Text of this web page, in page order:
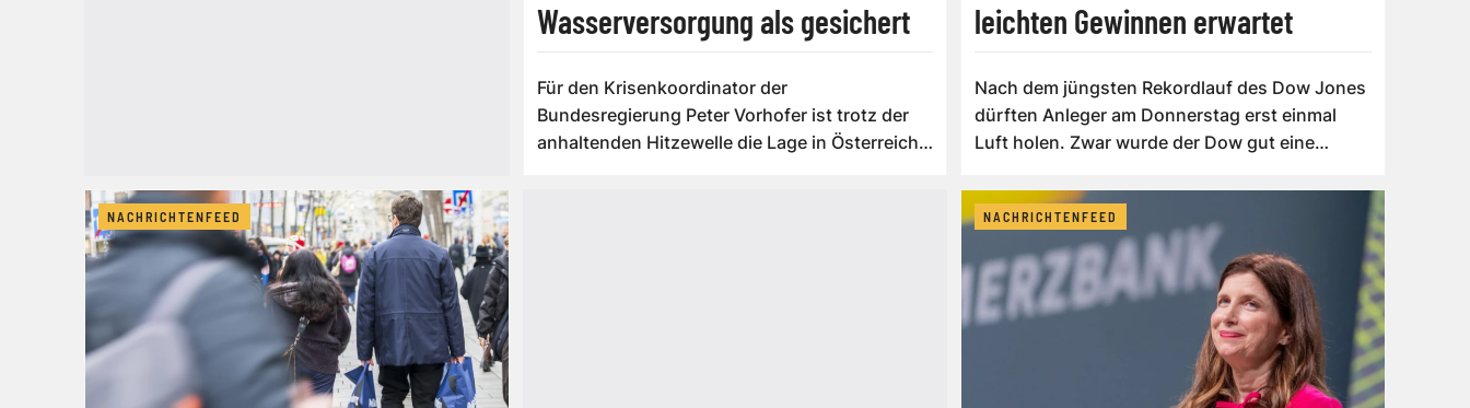
Wasserversorgung als gesichert
Für den Krisenkoordinator der
Bundesregierung Peter Vorhofer ist trotz der
anhaltenden Hitzewelle die Lage in Österreich
leichten Gewinnen erwartet
Nach dem jüngsten Rekordlauf des Dow Jones
dürften Anleger am Donnerstag erst einmal
Luft holen. Zwar wurde der Dow gut eine
NACHRICHTENFEED NACHRICHTENFEED